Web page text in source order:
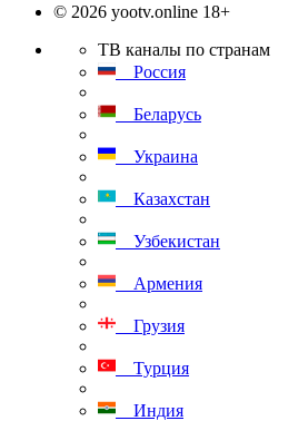
© 2026 yootv.online 18+
ТВ каналы по странам
Россия
Беларусь
Украина
Казахстан
Узбекистан
Армения
Грузия
Турция
Индия